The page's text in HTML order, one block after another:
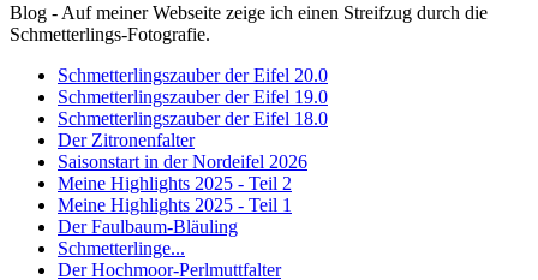
Blog - Auf meiner Webseite zeige ich einen Streifzug durch die
Schmetterlings-Fotografie.
Schmetterlingszauber der Eifel 20.0
Schmetterlingszauber der Eifel 19.0
Schmetterlingszauber der Eifel 18.0
Der Zitronenfalter
Saisonstart in der Nordeifel 2026
Meine Highlights 2025 - Teil 2
Meine Highlights 2025 - Teil 1
Der Faulbaum-Bläuling
Schmetterlinge...
Der Hochmoor-Perlmuttfalter